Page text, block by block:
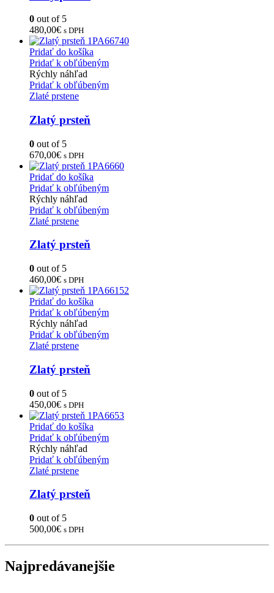
0 out of 5
480,00€ s DPH
Pridať do košíka
Pridať k obľúbeným
Rýchly náhľad
Pridať k obľúbeným
Zlaté prstene
Zlatý prsteň
0 out of 5
670,00€ s DPH
Pridať do košíka
Pridať k obľúbeným
Rýchly náhľad
Pridať k obľúbeným
Zlaté prstene
Zlatý prsteň
0 out of 5
460,00€ s DPH
Pridať do košíka
Pridať k obľúbeným
Rýchly náhľad
Pridať k obľúbeným
Zlaté prstene
Zlatý prsteň
0 out of 5
450,00€ s DPH
Pridať do košíka
Pridať k obľúbeným
Rýchly náhľad
Pridať k obľúbeným
Zlaté prstene
Zlatý prsteň
0 out of 5
500,00€ s DPH
Najpredávanejšie